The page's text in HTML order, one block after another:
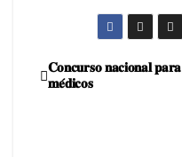
Navegação
𝐂𝐨𝐧𝐜𝐮𝐫𝐬𝐨 𝐧𝐚𝐜𝐢𝐨𝐧𝐚𝐥 𝐩𝐚𝐫𝐚
𝐦𝐞́𝐝𝐢𝐜𝐨𝐬